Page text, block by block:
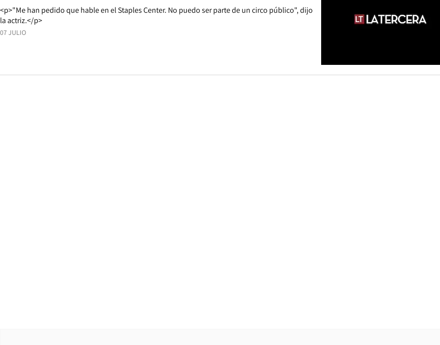
07 JULIO
<p>"Me han pedido que hable en el Staples Center. No puedo ser parte de un circo público", dijo
la actriz.</p>